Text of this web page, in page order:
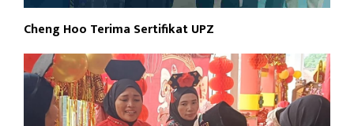
Cheng Hoo Terima Sertifikat UPZ